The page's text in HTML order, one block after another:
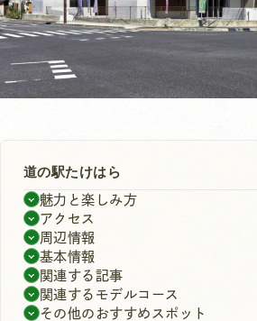
道の駅たけはら
魅力と楽しみ方
アクセス
周辺情報
基本情報
関連する記事
関連するモデルコース
その他のおすすめスポット